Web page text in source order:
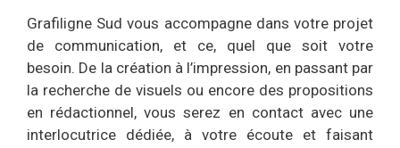
Grafiligne Sud vous accompagne dans votre projet
de communication, et ce, quel que soit votre
besoin. De la création à l’impression, en passant par
la recherche de visuels ou encore des propositions
en rédactionnel, vous serez en contact avec une
interlocutrice dédiée, à votre écoute et faisant